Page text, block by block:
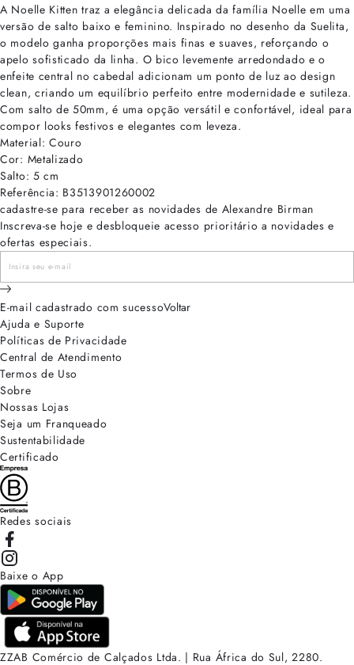
A Noelle Kitten traz a elegância delicada da família Noelle em uma
versão de salto baixo e feminino. Inspirado no desenho da Suelita,
o modelo ganha proporções mais finas e suaves, reforçando o
apelo sofisticado da linha. O bico levemente arredondado e o
enfeite central no cabedal adicionam um ponto de luz ao design
clean, criando um equilíbrio perfeito entre modernidade e sutileza.
Com salto de 50mm, é uma opção versátil e confortável, ideal para
compor looks festivos e elegantes com leveza.
Material: Couro
Cor: Metalizado
Salto: 5 cm
Referência: B3513901260002
cadastre-se para receber as novidades de Alexandre Birman
Inscreva-se hoje e desbloqueie acesso prioritário a novidades e
ofertas especiais.
E-mail cadastrado com sucessoVoltar
Ajuda e Suporte
Políticas de Privacidade
Central de Atendimento
Termos de Uso
Sobre
Nossas Lojas
Seja um Franqueado
Sustentabilidade
Certificado
Redes sociais
Baixe o App
ZZAB Comércio de Calçados Ltda. | Rua África do Sul, 2280.